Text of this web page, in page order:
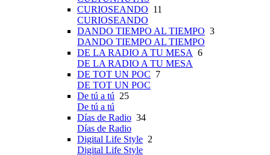
CURIOSEANDO 11
CURIOSEANDO
DANDO TIEMPO AL TIEMPO 3
DANDO TIEMPO AL TIEMPO
DE LA RADIO A TU MESA 6
DE LA RADIO A TU MESA
DE TOT UN POC 7
DE TOT UN POC
De tú a tú 25
De tú a tú
Días de Radio 34
Días de Radio
Digital Life Style 2
Digital Life Style